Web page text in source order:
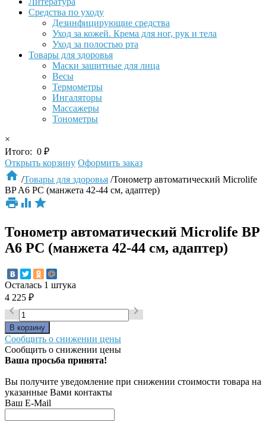
Средства по уходу
Дезинфицирующие средства
Уход за кожей. Крема для ног, рук и тела
Уход за полостью рта
Товары для здоровья
Маски защитные для лица
Весы
Термометры
Ингаляторы
Массажеры
Тонометры
×
Итого: 0 ₽
Открыть корзину Оформить заказ
 /Товары для здоровья /Тонометр автоматический Microlife
BP A6 PC (манжета 42-44 см, адаптер)
  
Тонометр автоматический Microlife BP
A6 PC (манжета 42-44 см, адаптер)
Осталась 1 штука
4 225 ₽
 
Сообщить о снижении цены
Сообщить о снижении цены
Ваша просьба принята!
Вы получите уведомление при снижении стоимости товара на
указанные Вами контакты
Ваш E-Mail